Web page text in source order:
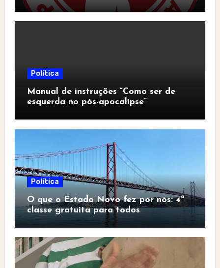
Política
Manual de instruções “Como ser de
esquerda no pós-apocalipse”
Política
O que o Estado Novo fez por nós: 4ª
classe gratuita para todos